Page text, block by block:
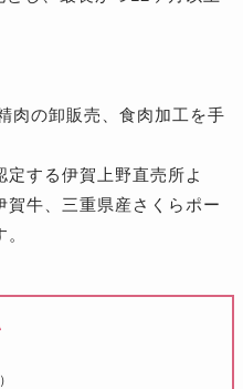
肉の卸販売、食肉加工を手
する伊賀上野直売所よ
賀牛、三重県産さくらポー